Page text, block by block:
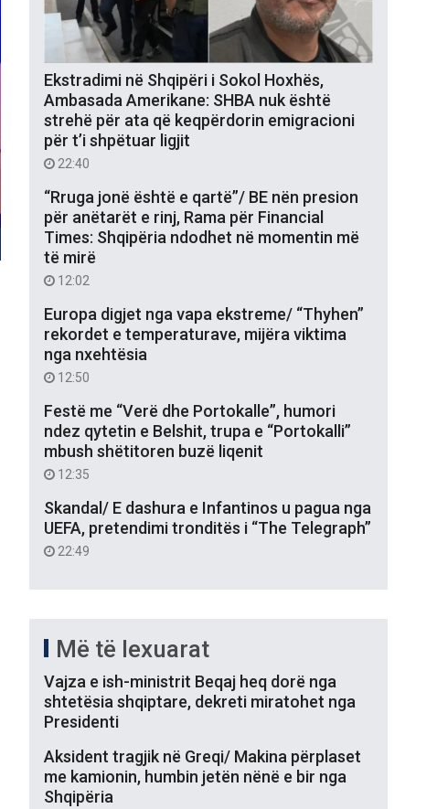
Ekstradimi në Shqipëri i Sokol Hoxhës,
Ambasada Amerikane: SHBA nuk është
strehë për ata që keqpërdorin emigracioni
për t’i shpëtuar ligjit
22:40
“Rruga jonë është e qartë”/ BE nën presion
për anëtarët e rinj, Rama për Financial
Times: Shqipëria ndodhet në momentin më
të mirë
12:02
Europa digjet nga vapa ekstreme/ “Thyhen”
rekordet e temperaturave, mijëra viktima
nga nxehtësia
12:50
Festë me “Verë dhe Portokalle”, humori
ndez qytetin e Belshit, trupa e “Portokalli”
mbush shëtitoren buzë liqenit
12:35
Skandal/ E dashura e Infantinos u pagua nga
UEFA, pretendimi tronditës i “The Telegraph”
22:49
Më të lexuarat
Vajza e ish-ministrit Beqaj heq dorë nga
shtetësia shqiptare, dekreti miratohet nga
Presidenti
Aksident tragjik në Greqi/ Makina përplaset
me kamionin, humbin jetën nënë e bir nga
Shqipëria